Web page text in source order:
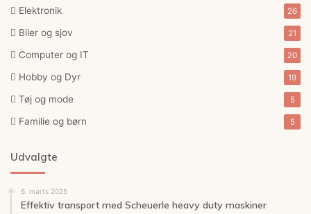
Elektronik 26
Biler og sjov 21
Computer og IT 20
Hobby og Dyr 19
Tøj og mode 5
Familie og børn 5
Udvalgte
6. marts 2025
Effektiv transport med Scheuerle heavy duty maskiner